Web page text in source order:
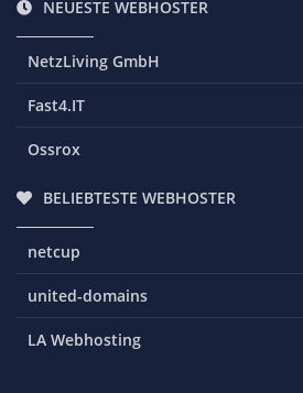
NEUESTE WEBHOSTER
NetzLiving GmbH
Fast4.IT
Ossrox
BELIEBTESTE WEBHOSTER
netcup
united-domains
LA Webhosting